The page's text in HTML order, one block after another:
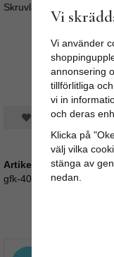
Skruvlängd ca 4cm (M4)
Spara som favorit
Artikelnummer:
gfk-40
Vi
Vi använder
annonsering
tillförlitliga
vi in
och deras
Klicka på
välj vilka
stänga av
nedan.